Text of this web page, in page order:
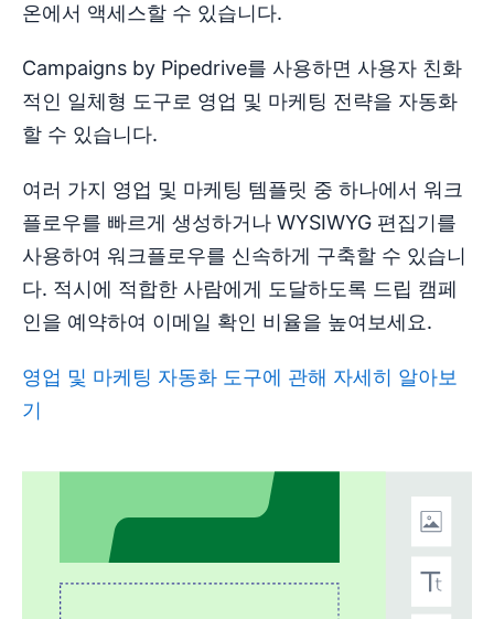
온에서 액세스할 수 있습니다.
Campaigns by Pipedrive를 사용하면 사용자 친화
적인 일체형 도구로 영업 및 마케팅 전략을 자동화
할 수 있습니다.
여러 가지 영업 및 마케팅 템플릿 중 하나에서 워크
플로우를 빠르게 생성하거나 WYSIWYG 편집기를
사용하여 워크플로우를 신속하게 구축할 수 있습니
다. 적시에 적합한 사람에게 도달하도록 드립 캠페
인을 예약하여 이메일 확인 비율을 높여보세요.
영업 및 마케팅 자동화 도구에 관해 자세히 알아보
기